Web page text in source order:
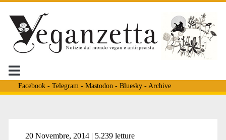
Facebook- Telegram - Mastodon - Bluesky- Archive
Tag:
20 Novembre, 2014 | 5.239 letture